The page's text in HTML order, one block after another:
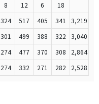
8 12 6
18
324 517 405 341
3,219
301 499 388 322
3,040
274 477 370 308
2,864
274 332 271 282 2,528